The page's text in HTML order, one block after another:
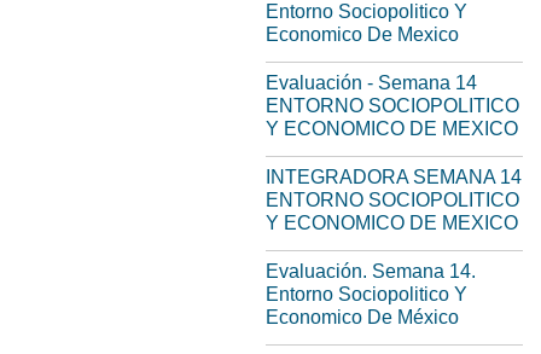
Entorno Sociopolitico Y
Economico De Mexico
Evaluación - Semana 14
ENTORNO SOCIOPOLITICO
Y ECONOMICO DE MEXICO
INTEGRADORA SEMANA 14
ENTORNO SOCIOPOLITICO
Y ECONOMICO DE MEXICO
Evaluación. Semana 14.
Entorno Sociopolitico Y
Economico De México